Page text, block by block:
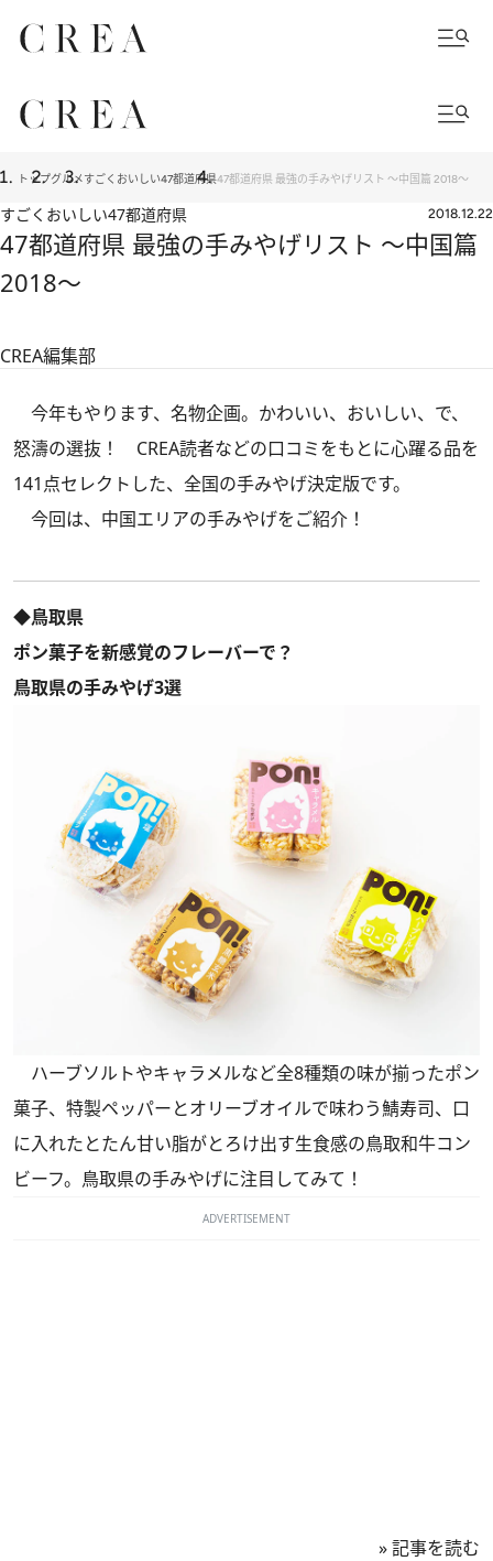
トップグルメすごくおいしい47都道府県47都道府県 最強の手みやげリスト ～中国篇 2018～
すごくおいしい47都道府県 2018.12.22
47都道府県 最強の手みやげリスト ～中国篇
2018～
CREA編集部
今年もやります、名物企画。かわいい、おいしい、で、
怒濤の選抜！ CREA読者などの口コミをもとに心躍る品を
141点セレクトした、全国の手みやげ決定版です。
今回は、中国エリアの手みやげをご紹介！
◆鳥取県
ポン菓子を新感覚のフレーバーで？
鳥取県の手みやげ3選
ハーブソルトやキャラメルなど全8種類の味が揃ったポン
菓子、特製ペッパーとオリーブオイルで味わう鯖寿司、口
に入れたとたん甘い脂がとろけ出す生食感の鳥取和牛コン
ビーフ。鳥取県の手みやげに注目してみて！
ADVERTISEMENT
»記事を読む